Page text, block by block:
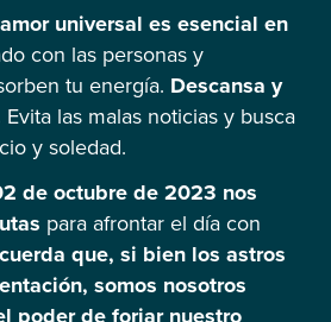
universal es esencial en
con las personas y
tu energía. Descansa y
Evita las malas noticias y busca
y soledad.
de octubre de 2023 nos
para afrontar el día con
que, si bien los astros
somos nosotros
poder de forjar nuestro